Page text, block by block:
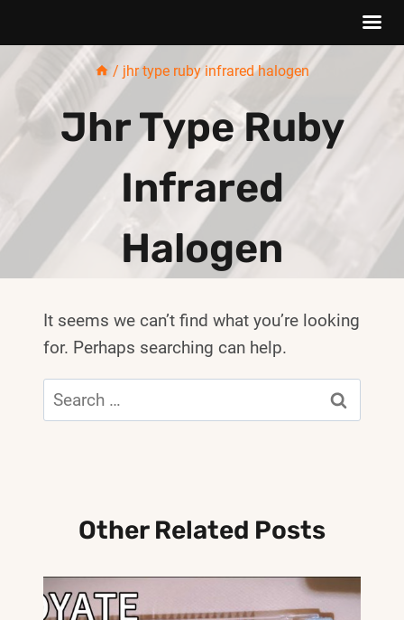
content
/ jhr type ruby infrared halogen
Jhr Type Ruby
Infrared
Halogen
It seems we can’t find what you’re looking
for. Perhaps searching can help.
Search
for:
Other Related Posts